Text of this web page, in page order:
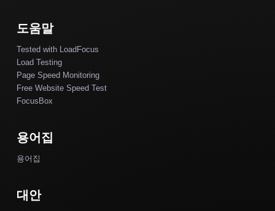
도움말
Tested with LoadFocus
Load Testing
Page Speed Monitoring
Free Website Speed Test
FocusBox
용어집
용어집
대안